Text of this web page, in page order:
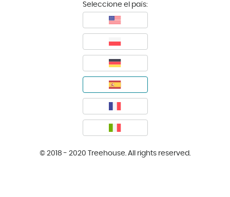
© 2018 - 2020 Treehouse. All rights reserved.
Seleccione el país: